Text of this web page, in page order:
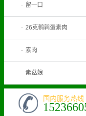
- 留一口
- 26克鹌鹑蛋素肉
- 素肉
- 素菇娘
国内服务热线